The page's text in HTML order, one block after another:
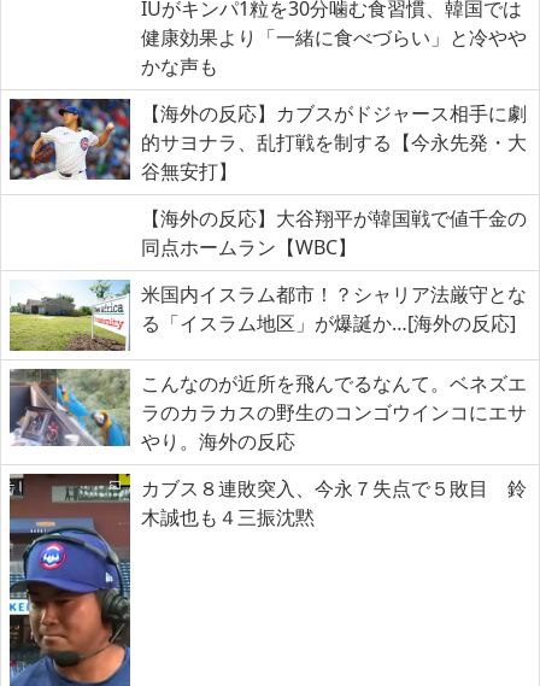
IUがキンパ1粒を30分噛む食習慣、韓国では
健康効果より「一緒に食べづらい」と冷やや
かな声も
【海外の反応】カブスがドジャース相手に劇
的サヨナラ、乱打戦を制する【今永先発・大
谷無安打】
【海外の反応】大谷翔平が韓国戦で値千金の
同点ホームラン【WBC】
米国内イスラム都市！？シャリア法厳守とな
る「イスラム地区」が爆誕か…[海外の反応]
こんなのが近所を飛んでるなんて。ベネズエ
ラのカラカスの野生のコンゴウインコにエサ
やり。海外の反応
カブス８連敗突入、今永７失点で５敗目 鈴
木誠也も４三振沈黙